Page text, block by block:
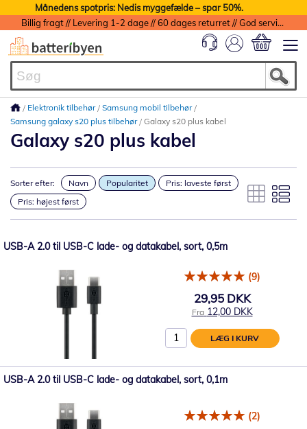
Månedens spotpris: Nedis myggefælde – spar 50%.
Billig fragt // Levering 1-2 dage // 60 dages returret // God service med garanti
Elektronik tilbehør Samsung mobil tilbehør
Samsung galaxy s20 plus tilbehør Galaxy s20 plus kabel
Galaxy s20 plus kabel
Sorter efter: Navn Popularitet
Pris: laveste først
Pris: højest først
USB-A 2.0 til USB-C lade- og datakabel, sort, 0,5m
(9)
29,95 DKK
Fra 12,00 DKK
LÆG I KURV
USB-A 2.0 til USB-C lade- og datakabel, sort, 0,1m
(2)